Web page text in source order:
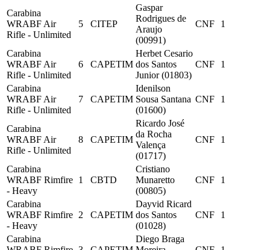
Carabina
WRABF Air
Rifle - Unlimited
5 CITEP
Gaspar
Rodrigues de
Araujo
(00991)
CNF 1
Carabina
WRABF Air
Rifle - Unlimited
6 CAPETIM
Herbet Cesario
dos Santos
Junior (01803)
CNF 1
Carabina
WRABF Air
Rifle - Unlimited
7 CAPETIM
Idenilson
Sousa Santana
(01600)
CNF 1
Carabina
WRABF Air
Rifle - Unlimited
8 CAPETIM
Ricardo José
da Rocha
Valença
(01717)
CNF 1
Carabina
WRABF Rimfire
- Heavy
1 CBTD
Cristiano
Munaretto
(00805)
CNF 1
Carabina
WRABF Rimfire
- Heavy
2 CAPETIM
Dayvid Ricard
dos Santos
(01028)
CNF 1
Carabina
Diego Braga